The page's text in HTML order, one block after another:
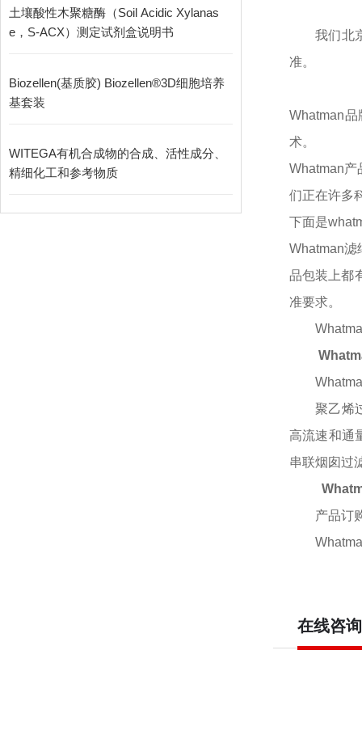
土壤酸性木聚糖酶（Soil Acidic Xylanas
e，S-ACX）测定试剂盒说明书
Biozellen(基质胶) Biozellen®3D细胞培养
基套装
WITEGA有机合成物的合成、活性成分、
精细化工和参考物质
我们北
准。
Whatman
术。
Whatman产
们正在许多
下面是
Whatman滤
品包装上都
准要求。
聚乙烯
高流速和通
串联烟囱过
产品订
在线咨询